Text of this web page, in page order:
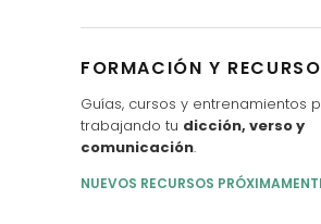
FORMACIÓN Y
Guías, cursos y entrenamientos
trabajando tu dicción, verso y
comunicación.
NUEVOS RECURSOS